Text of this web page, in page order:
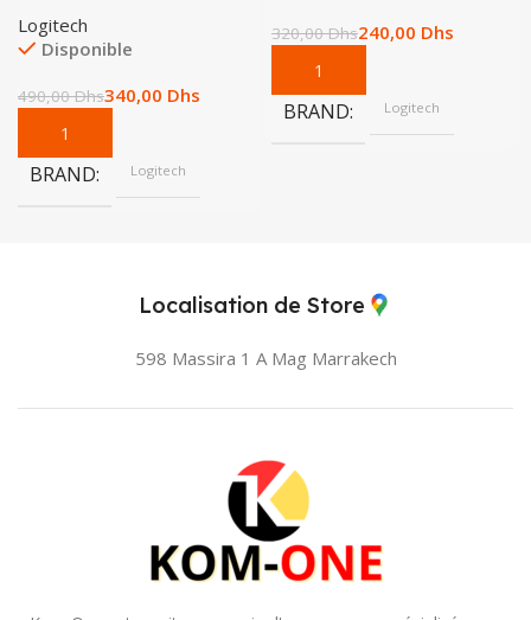
Logitech
Disponible
490,00Dhs340,00 Dhs
BRAND Logitech
320,00Dhs240,00 Dhs
BRAND Logitech
Localisation de Store
598 Massira 1 A Mag Marrakech